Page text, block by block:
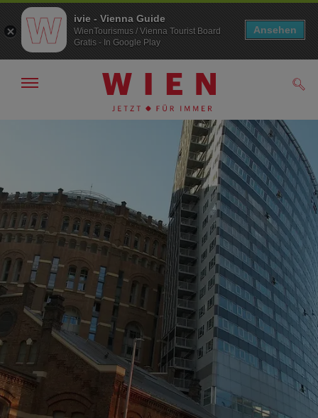
Navigation
ivie - Vienna Guide
WienTourismus / Vienna Tourist Board
Gratis - In Google Play
Ansehen